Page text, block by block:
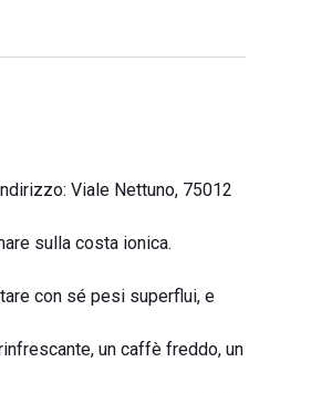
Viale Nettuno, 75012
sulla costa ionica.
con sé pesi superflui, e
un caffè freddo, un